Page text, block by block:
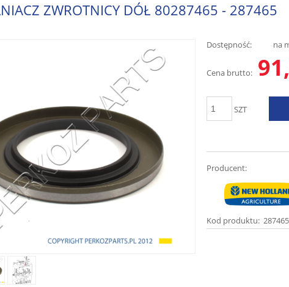
ZWROTNICY DÓŁ 80287465 - 287465
Dostępność: na
Cena brutto:
SZT
Producent:
Kod produktu: 287465